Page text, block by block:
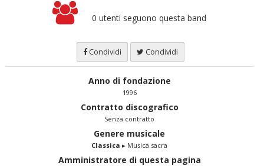
0 utenti seguono questa band
Condividi Condividi
Anno di fondazione
1996
Contratto discografico
Senza contratto
Genere musicale
Classica ▸ Musica sacra
Amministratore di questa pagina